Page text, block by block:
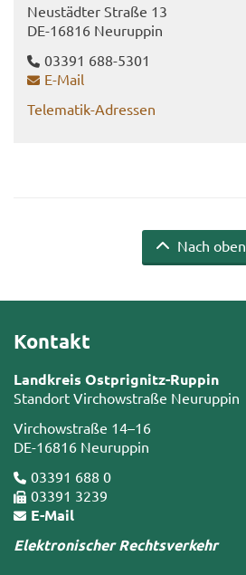
Neu­städ­ter Stra­ße 13
DE-​16816 Neu­rup­pin
03391 688-​5301
E-​Mail
Telematik-​Adressen
Nach oben
Kontakt
Landkreis Ostprignitz-Ruppin
Standort Virchowstraße Neuruppin
Virchowstraße 14–16
DE-16816 Neuruppin
03391 688 0
03391 3239
E-Mail
Elektronischer Rechtsverkehr